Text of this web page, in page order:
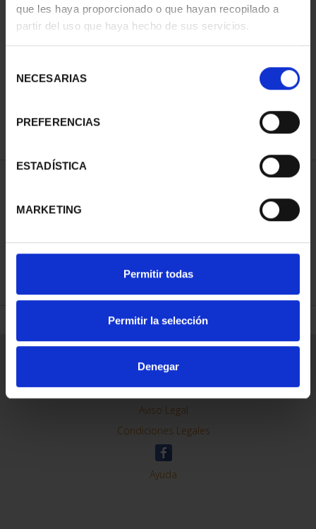
que les haya proporcionado o que hayan recopilado a
partir del uso que haya hecho de sus servicios.
NECESARIAS
PREFERENCIAS
ESTADÍSTICA
MARKETING
Permitir todas
Permitir la selección
Denegar
73,00 €
REFINAR
Contacto
Preguntas Frequentes (FAQs)
Aviso Legal
Condiciones Legales
Ayuda